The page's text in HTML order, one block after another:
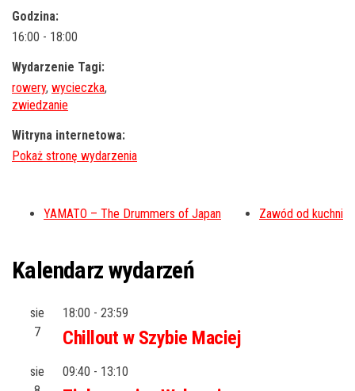
Godzina:
16:00 - 18:00
Wydarzenie Tagi:
rowery, wycieczka,
zwiedzanie
Witryna internetowa:
YAMATO – The Drummers of Japan Zawód od kuchni
Kalendarz wydarzeń
sie
7
18:00 - 23:59
Chillout w Szybie Maciej
sie
09:40 - 13:10